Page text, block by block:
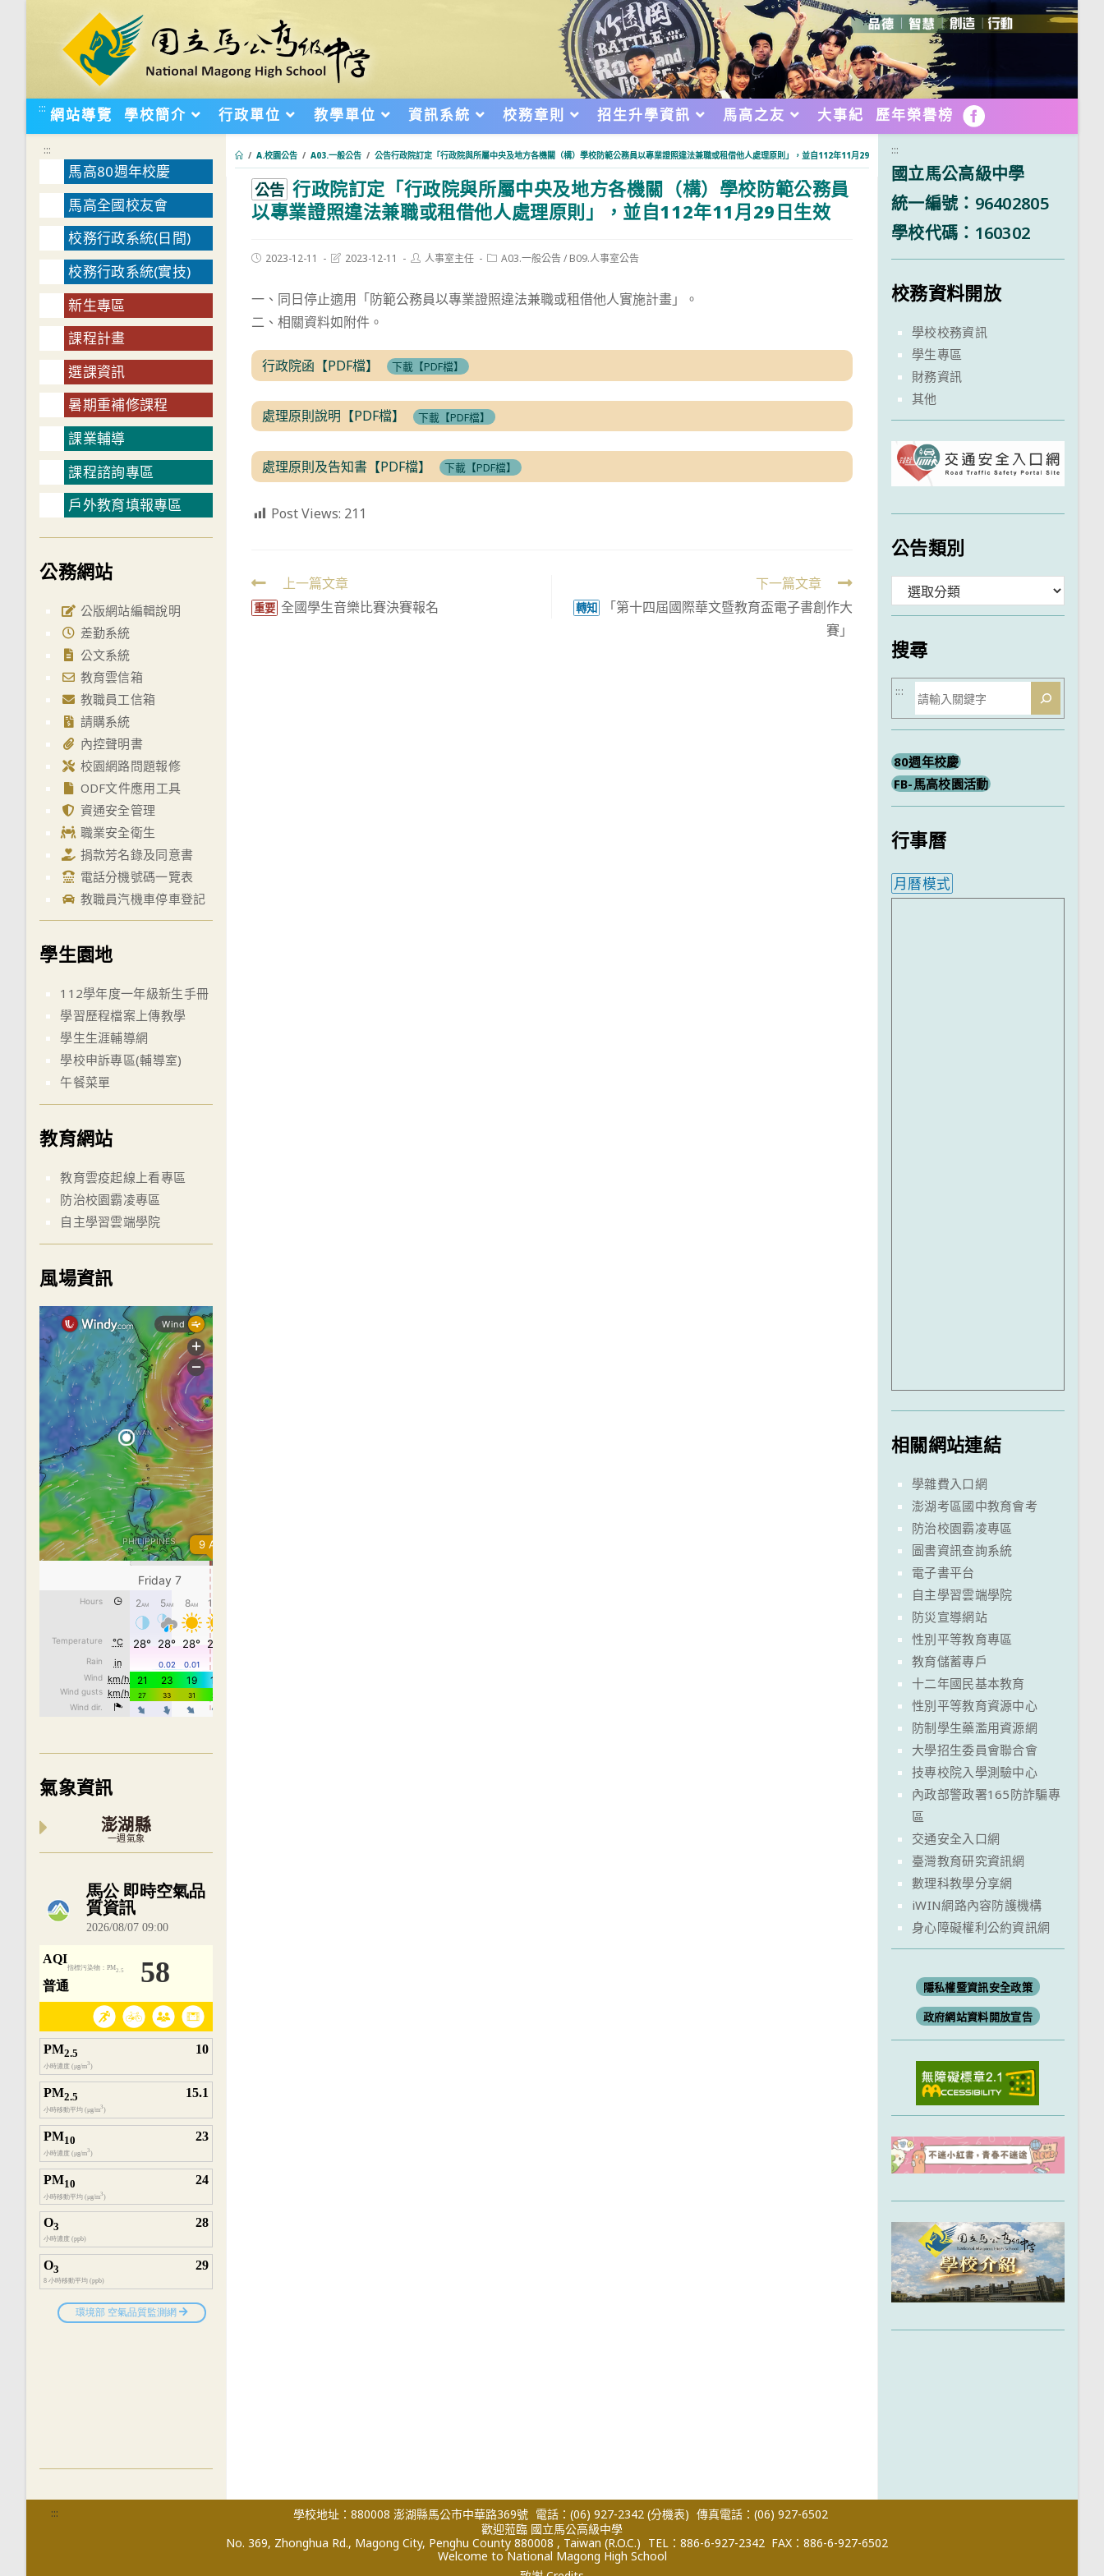
::: 網站導覽 學校簡介 行政單位 教學單位 資訊系統 校務章則 招生升學資訊 馬高之友 大事紀 歷年榮譽榜 FB
/ A.校園公告 / A03.一般公告 / 公告行政院訂定「行政院與所屬中央及地方各機關（構）學校防範公務員以專業證照違法兼職或租借他人處理原則」，並自112年11月29日生效
公告 行政院訂定「行政院與所屬中央及地方各機關（構）學校防範公務員
以專業證照違法兼職或租借他人處理原則」，並自112年11月29日生效
Post2023-12-11
Post2023-12-11
Post人事室主任
PostA03.一般公告/ B09.人事室公告
一、同日停止適用「防範公務員以專業證照違法兼職或租借他人實施計畫」。
二、相關資料如附件。
行政院函【PDF檔】 下載【PDF檔】
處理原則說明【PDF檔】 下載【PDF檔】
處理原則及告知書【PDF檔】 下載【PDF檔】
Post Views: 211
Read
more
上一篇文章
重要 全國學生音樂比賽決賽報名
下一篇文章
轉知
「第十四屆國際華文暨教育盃電子書創作大
賽」
:::
馬高80週年校慶
馬高全國校友會
校務行政系統(日間)
校務行政系統(實技)
新生專區
課程計畫
選課資訊
暑期重補修課程
課業輔導
課程諮詢專區
戶外教育填報專區
公務網站
公版網站編輯說明
差勤系統
公文系統
教育雲信箱
教職員工信箱
請購系統
內控聲明書
校園網路問題報修
ODF文件應用工具
資通安全管理
職業安全衛生
捐款芳名錄及同意書
電話分機號碼一覽表
教職員汽機車停車登記
學生園地
112學年度一年級新生手冊
學習歷程檔案上傳教學
學生生涯輔導網
學校申訴專區(輔導室)
午餐菜單
教育網站
教育雲疫起線上看專區
防治校園霸凌專區
自主學習雲端學院
風場資訊
氣象資訊
澎湖縣
一週氣象
內嵌空氣品質小工具為視覺預覽，完整即時空氣品質資料請開啟
:::
國立馬公高級中學
統一編號：96402805
學校代碼：160302
校務資料開放
學校校務資訊
學生專區
財務資訊
其他
公告類別
類
搜尋
搜
尋
:::
80週年校慶
FB-馬高校園活動
行事曆
月曆模式
相關網站連結
學雜費入口網
澎湖考區國中教育會考
防治校園霸凌專區
圖書資訊查詢系統
電子書平台
自主學習雲端學院
防災宣導網站
性別平等教育專區
教育儲蓄專戶
十二年國民基本教育
性別平等教育資源中心
防制學生藥濫用資源網
大學招生委員會聯合會
技專校院入學測驗中心
內政部警政署165防詐騙專
區
交通安全入口網
臺灣教育研究資訊網
數理科教學分享網
iWIN網路內容防護機構
身心障礙權利公約資訊網
隱私權暨資訊安全政策
政府網站資料開放宣告
::: 學校地址：880008 澎湖縣馬公市中華路369號 電話：(06) 927-2342 (分機表) 傳真電話：(06) 927-6502
歡迎蒞臨 國立馬公高級中學
No. 369, Zhonghua Rd., Magong City, Penghu County 880008 , Taiwan (R.O.C.) TEL：886-6-927-2342 FAX：886-6-927-6502
Welcome to National Magong High School